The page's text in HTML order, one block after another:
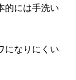
的には手洗い
になりにくい